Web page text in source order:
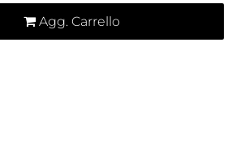
Agg. Carrello